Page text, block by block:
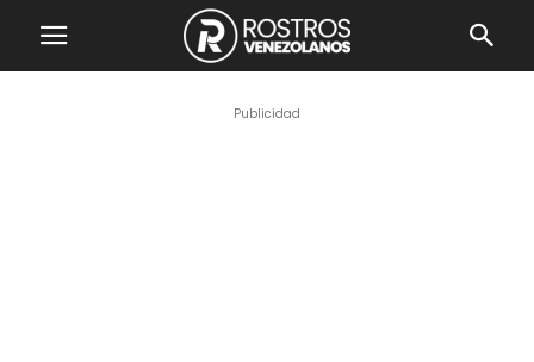
Publicidad